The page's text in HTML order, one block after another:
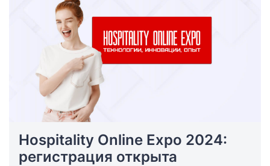
Hospitality Online Expo 2024:
регистрация открыта